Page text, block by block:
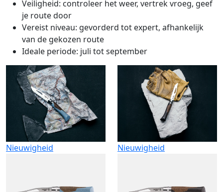
Veiligheid: controleer het weer, vertrek vroeg, geef
je route door
Vereist niveau: gevorderd tot expert, afhankelijk
van de gekozen route
Ideale periode: juli tot september
Nieuwigheid Nieuwigheid